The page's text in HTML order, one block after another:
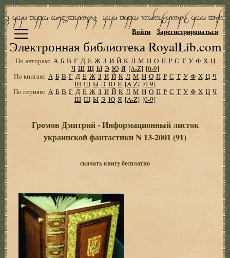
Электронная библиотека RoyalLib.com
Войти Зарегистрироваться
По авторам: А Б В Г Д Е Ж З И Й К Л М Н О П Р С Т У Ф Х Ц
Ч Ш Щ Ы Э Ю Я [A-Z] [0-9]
По книгам: А Б В Г Д Е Ж З И Й К Л М Н О П Р С Т У Ф Х Ц Ч
Ш Щ Ы Э Ю Я [A-Z] [0-9]
По сериям: А Б В Г Д Е Ж З И Й К Л М Н О П Р С Т У Ф Х Ц Ч
Ш Щ Ы Э Ю Я [A-Z] [0-9]
Громов Дмитрий - Информационный листок
украинской фантастики N 13-2001 (91)
скачать книгу бесплатно